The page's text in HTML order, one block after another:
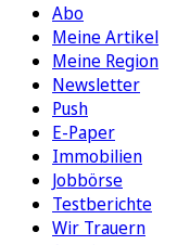
Abo
Meine Artikel
Meine Region
Newsletter
Push
E-Paper
Immobilien
Jobbörse
Testberichte
Wir Trauern